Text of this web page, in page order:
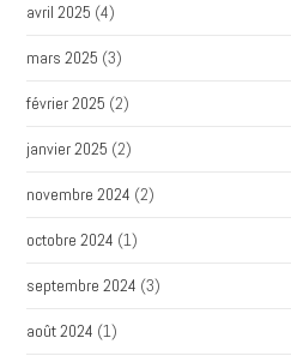
avril 2025 (4)
mars 2025 (3)
février 2025 (2)
janvier 2025 (2)
novembre 2024 (2)
octobre 2024 (1)
septembre 2024 (3)
août 2024 (1)